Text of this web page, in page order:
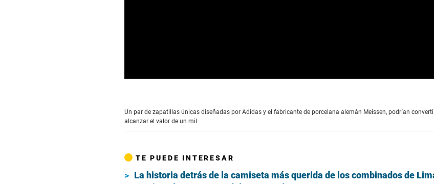
secondsVolume
90%
Un par de zapatillas únicas diseñadas por Adidas y el fabricante de porcelana alemán Meissen, podrían
alcanzar el valor de un mil
TE PUEDE INTERESAR
La historia detrás de la camiseta más querida de los combinados de